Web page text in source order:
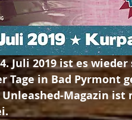
Juli 2019 ist es
Tage in Bad Pyrmont
Unleashed-Magazin